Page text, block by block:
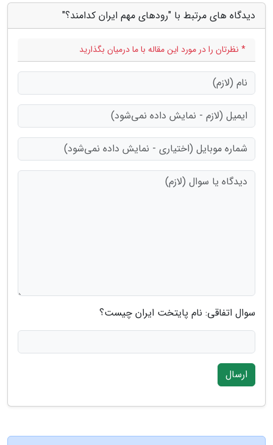
دیدگاه های مرتبط با "رودهای مهم ایران کدامند؟"
* نظرتان را در مورد این مقاله با ما درمیان بگذارید
سوال اتفاقی: نام پایتخت ایران چیست؟
ارسال